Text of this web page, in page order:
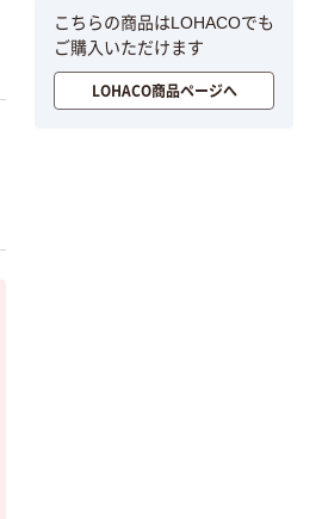
こちらの商品はLOHACOでも
ご購入いただけます
LOHACO商品ページへ